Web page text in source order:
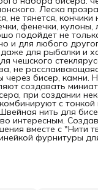
Леска
не тянется, кончики
фенечки, кулоны,
подойдет не
и для любого
для рыбалки и
чешского
не
через бисер, камни.
создавать
при создании
с
нить для
интересным.
вместе с "Нити
фурнитуры